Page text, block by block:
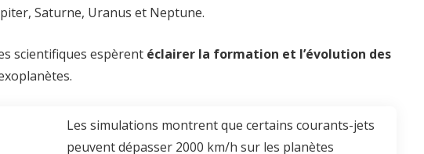
Saturne, Uranus et Neptune.
scientifiques espèrent éclairer la formation et l’évolution des
Les simulations montrent que certains courants-jets
peuvent dépasser 2000 km/h sur les planètes